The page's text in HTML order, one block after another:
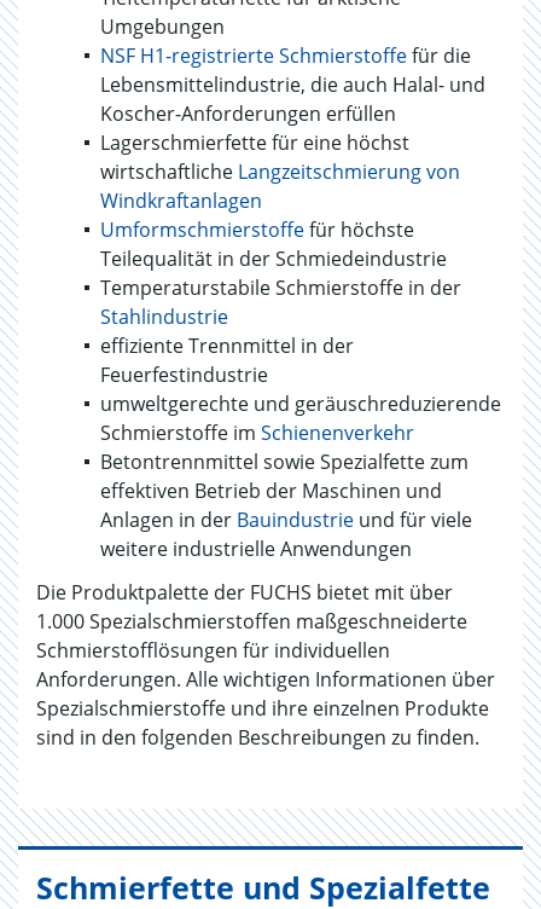
Umgebungen
NSF H1-registrierte Schmierstoffefür die
Lebensmittelindustrie, die auch Halal- und
Koscher-Anforderungen erfüllen
Lagerschmierfette für eine höchst
wirtschaftliche Langzeitschmierung von
Windkraftanlagen
Umformschmierstoffefür höchste
Teilequalität in der Schmiedeindustrie
Temperaturstabile Schmierstoffe in der
Stahlindustrie
effiziente Trennmittel in der
Feuerfestindustrie
umweltgerechte und geräuschreduzierende
Schmierstoffe im Schienenverkehr
Betontrennmittel sowie Spezialfette zum
effektiven Betrieb der Maschinen und
Anlagen in der Bauindustrie und für viele
weitere industrielle Anwendungen
Die Produktpalette der FUCHS bietet mit über
1.000 Spezialschmierstoffen maßgeschneiderte
Schmierstofflösungen für individuellen
Anforderungen. Alle wichtigen Informationen über
Spezialschmierstoffe und ihre einzelnen Produkte
sind in den folgenden Beschreibungen zu finden.
Schmierfette und Spezialfette